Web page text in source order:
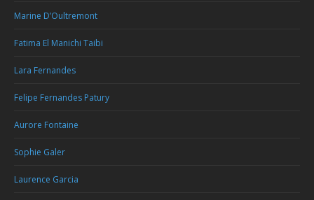
Marine D’Oultremont
Fatima El Manichi Taibi
Lara Fernandes
Felipe Fernandes Patury
Aurore Fontaine
Sophie Galer
Laurence Garcia